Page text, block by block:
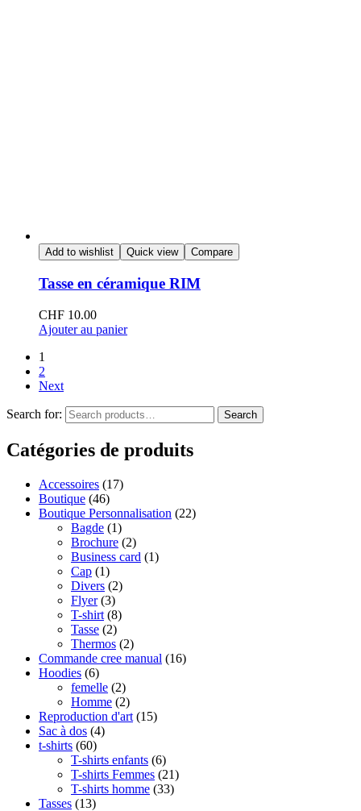
Add to wishlist Quick view Compare
Tasse en céramique RIM
CHF 10.00
Ajouter au panier
1
2
Next
Search for: Search
Catégories de produits
Accessoires (17)
Boutique (46)
Boutique Personnalisation (22)
Bagde (1)
Brochure (2)
Business card (1)
Cap (1)
Divers (2)
Flyer (3)
T-shirt (8)
Tasse (2)
Thermos (2)
Commande cree manual (16)
Hoodies (6)
femelle (2)
Homme (2)
Reproduction d'art (15)
Sac à dos (4)
t-shirts (60)
T-shirts enfants (6)
T-shirts Femmes (21)
T-shirts homme (33)
Tasses (13)